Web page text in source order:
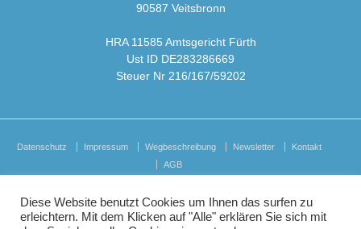
90587 Veitsbronn
HRA 11585 Amtsgericht Fürth
Ust ID DE283286669
Steuer Nr 216/167/59202
Datenschutz Impressum Wegbeschreibung Newsletter
Kontakt
AGB
Diese Website benutzt Cookies um Ihnen das surfen zu
erleichtern. Mit dem Klicken auf "Alle" erklären Sie sich mit